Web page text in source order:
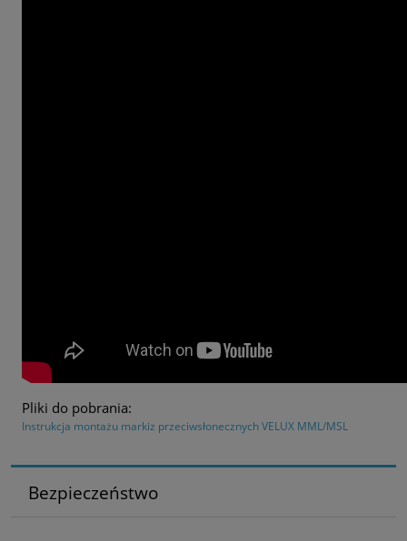
Pliki do pobrania:
Instrukcja montażu markiz przeciwsłonecznych VELUX MML/MSL
Bezpieczeństwo